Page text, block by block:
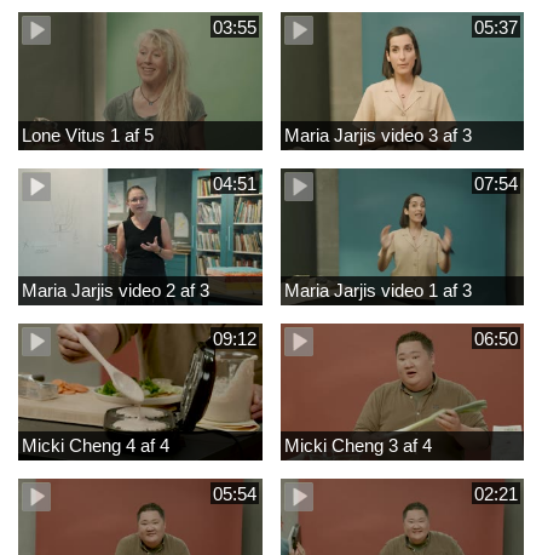
03:55
Lone Vitus 1 af 5
05:37
Maria Jarjis video 3 af 3
04:51
Maria Jarjis video 2 af 3
07:54
Maria Jarjis video 1 af 3
09:12
Micki Cheng 4 af 4
06:50
Micki Cheng 3 af 4
05:54 02:21